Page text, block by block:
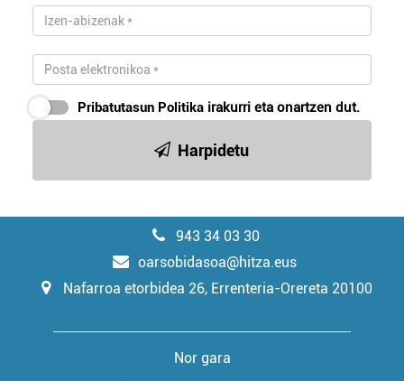
Pribatutasun Politika irakurri eta onartzen dut.
Harpidetu
943 34 03 30
oarsobidasoa@hitza.eus
Nafarroa etorbidea 26, Errenteria-Orereta 20100
Nor gara